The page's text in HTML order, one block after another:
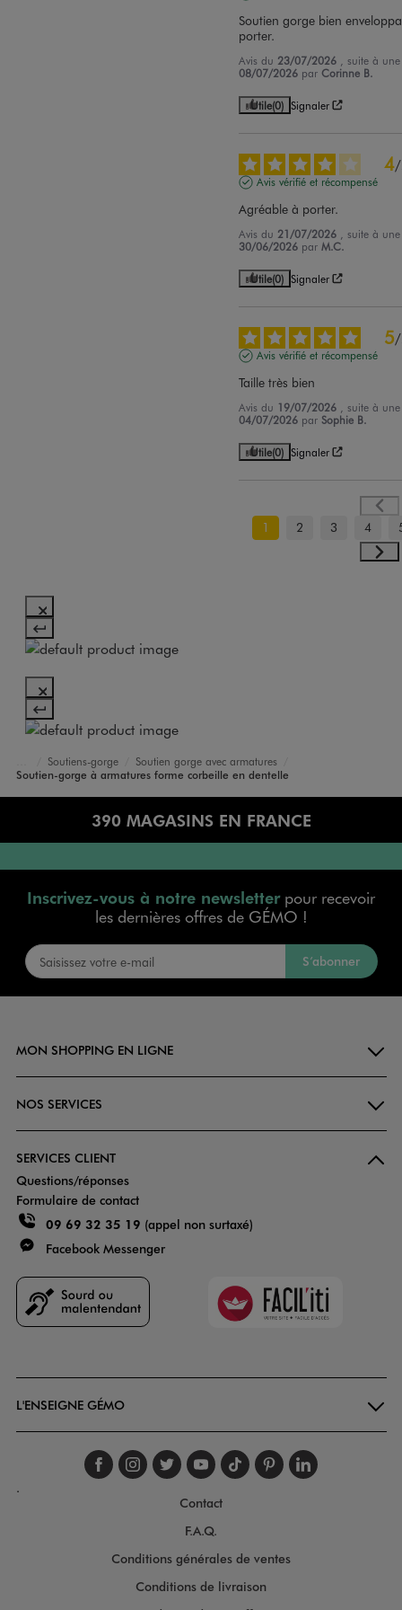
Soutien gorge bien
porter.
Avis du 23/07/2026
, suite à
08/07/2026 parCorinne B.
Utile(0) Signaler
4/
Avis vérifié et récompensé
Agréable à porter.
Avis du 21/07/2026
, suite à
30/06/2026 parM.C.
Utile(0) Signaler
5/
Avis vérifié et récompensé
Taille très bien
Avis du 19/07/2026
, suite à
04/07/2026 par Sophie B.
Utile(0) Signaler
1 2 3 4
Accueil
Femme
Lingerie
Soutiens-gorge
Soutien gorge avec armatures
Soutien-gorge à armatures forme corbeille en dentelle
390 MAGASINS EN FRANCE
Inscrivez-vous à notre newsletterpour recevoir
les dernières offres de GÉMO !
S’abonner
MON SHOPPING EN LIGNE
NOS SERVICES
SERVICES CLIENT
Questions/réponses
Formulaire de contact
09 69 32 35 19 (appel non surtaxé)
Facebook Messenger
Faciliti
L'ENSEIGNE GÉMO
Suivez-nous sur
Suivez-nous sur
Suivez-nous sur
Suivez-nous
Suivez-nous
Suivez-
.
Contact
F.A.Q.
Conditions générales de ventes
Conditions de livraison